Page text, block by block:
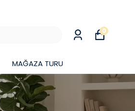
MAĞAZA TURU
0